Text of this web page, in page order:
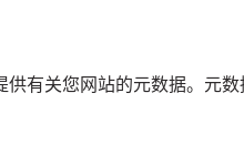
有关您网站的元数据。 元数